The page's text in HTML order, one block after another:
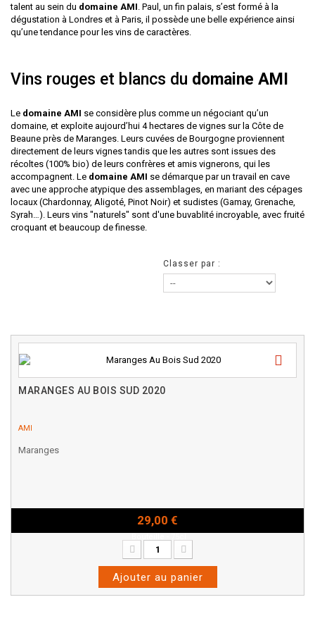
talent au sein du domaine AMI . Paul, un fin palais, s’est formé à la
dégustation à Londres et à Paris, il possède une belle expérience ainsi
qu’une tendance pour les vins de caractères.
Vins rouges et blancs du domaine AMI
Le domaine AMI se considère plus comme un négociant qu’un
domaine, et exploite aujourd’hui 4 hectares de vignes sur la Côte de
Beaune près de Maranges. Leurs cuvées de Bourgogne proviennent
directement de leurs vignes tandis que les autres sont issues des
récoltes (100% bio) de leurs confrères et amis vignerons, qui les
accompagnent. Le domaine AMI se démarque par un travail en cave
avec une approche atypique des assemblages, en mariant des cépages
locaux (Chardonnay, Aligoté, Pinot Noir) et sudistes (Gamay, Grenache,
Syrah…). Leurs vins "naturels" sont d'une buvablité incroyable, avec fruité
croquant et beaucoup de finesse.
Classer par :
MARANGES AU BOIS SUD 2020
AMI
Maranges
29,00 €
Ajouter au panier